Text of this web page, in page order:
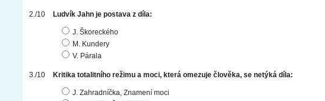
Ludvík Jahn je postava z díla:
J. Škoreckého
M. Kundery
V. Párala
Kritika totalitního režimu a moci, která omezuje člověka, se netýká díla:
J. Zahradníčka, Znamení moci